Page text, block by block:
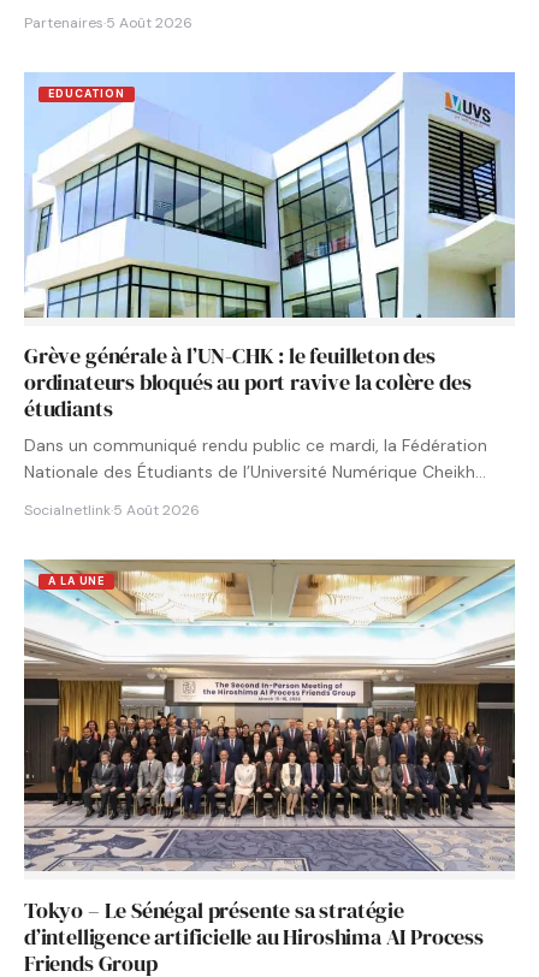
Partenaires·5 Août 2026
EDUCATION
Grève générale à l’UN-CHK : le feuilleton des
ordinateurs bloqués au port ravive la colère des
étudiants
Dans un communiqué rendu public ce mardi, la Fédération
Nationale des Étudiants de l’Université Numérique Cheikh
Socialnetlink·5 Août 2026
A LA UNE
Tokyo – Le Sénégal présente sa stratégie
d’intelligence artificielle au Hiroshima AI Process
Friends Group